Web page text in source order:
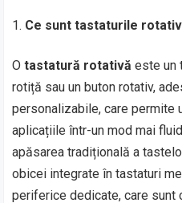
Ce sunt tastaturile
Otastatură rotativă este un
rotiță sau un buton rotativ,
personalizabile, care
aplicațiile într-un mod mai
apăsarea tradițională a
obicei integrate în tastaturi
periferice dedicate, care sunt